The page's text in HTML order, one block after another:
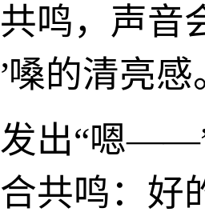
鸣，声音
嗓的清亮感
出“嗯
共鸣：好